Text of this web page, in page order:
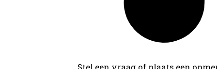
Stel een vraag of plaats een